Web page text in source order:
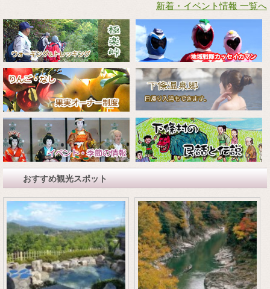
新着・イベント情報 一覧へ
おすすめ観光スポット